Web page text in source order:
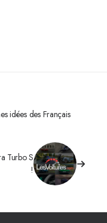
idées des Français
Turbo S
!